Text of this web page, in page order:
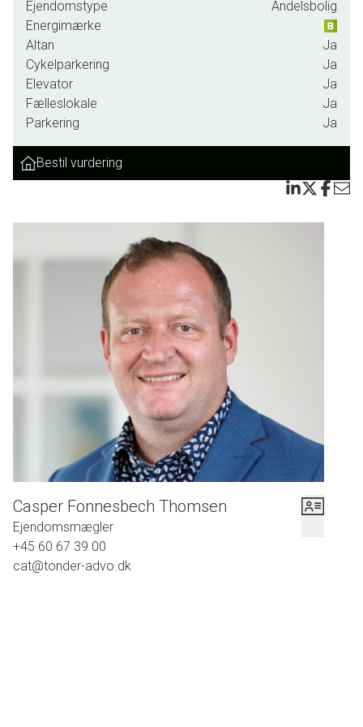
Ejendomstype
Andelsbolig
Energimærke
Altan
Ja
Cykelparkering
Ja
Elevator
Ja
Fælleslokale
Ja
Parkering
Ja
Bestil vurdering
Casper Fonnesbech Thomsen
Ejendomsmægler
+45 60 67 39 00
cat@tonder-advo.dk